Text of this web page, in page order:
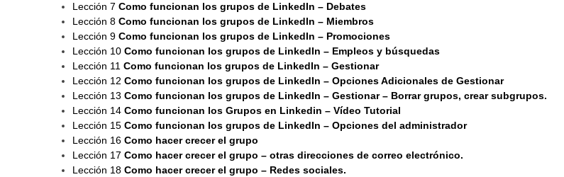
Lección 7 Como funcionan los grupos de LinkedIn – Debates
Lección 8 Como funcionan los grupos de LinkedIn – Miembros
Lección 9 Como funcionan los grupos de LinkedIn – Promociones
Lección 10 Como funcionan los grupos de LinkedIn – Empleos y búsquedas
Lección 11 Como funcionan los grupos de LinkedIn – Gestionar
Lección 12 Como funcionan los grupos de LinkedIn – Opciones Adicionales de Gestionar
Lección 13 Como funcionan los grupos de LinkedIn – Gestionar – Borrar grupos, crear subgrupos.
Lección 14 Como funcionan los Grupos en Linkedin – Vídeo Tutorial
Lección 15 Como funcionan los grupos de LinkedIn – Opciones del administrador
Lección 16 Como hacer crecer el grupo
Lección 17 Como hacer crecer el grupo – otras direcciones de correo electrónico.
Lección 18 Como hacer crecer el grupo – Redes sociales.